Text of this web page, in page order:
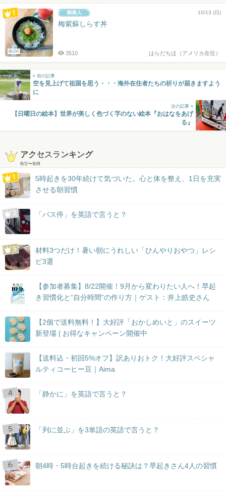
BLOG
10/13 (日)
梅紫蘇しらす丼
はらだちほ（アメリカ在住）
3510
« 前の記事
空を見上げて祖国を思う・・・海外在住者たちの祈りが届きますよう
に
次の記事 »
【日曜日の絵本】世界が美しく色づく字のない絵本『おはなをあげ
る』
アクセスランキング
8/2〜8/8
5時起きを30年続けて気づいた。心と体を整え、1日を充実
させる朝習慣
「バス停」を英語で言うと？
材料3つだけ！暑い朝にうれしい「ひんやりおやつ」レシ
ピ3選
【参加者募集】8/22開催！9月から変わりたい人へ！早起
き習慣化と“自分時間”の作り方｜ゲスト：井上皓史さん
【2個で送料無料！】大好評「おかしめいと」のスイーツ
新登場 | お得なキャンペーン開催中
【送料込・初回5%オフ】訳ありおトク！大好評スペシャ
ルティコーヒー豆｜Aima
「静かに」を英語で言うと？
「列に並ぶ」を3単語の英語で言うと？
朝4時・5時台起きを続ける秘訣は？早起きさん4人の習慣